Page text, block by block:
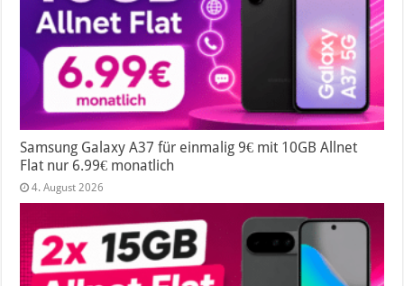
Samsung Galaxy A37 für einmalig 9€ mit 10GB Allnet
Flat nur 6.99€ monatlich
4. August 2026